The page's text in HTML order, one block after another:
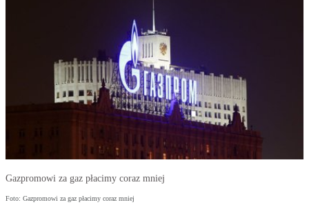
Gazpromowi za gaz płacimy coraz mniej
Foto: Gazpromowi za gaz płacimy coraz mniej